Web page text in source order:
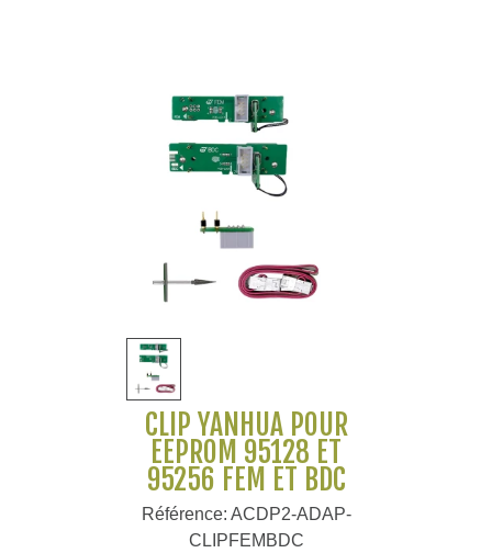
CLIP YANHUA POUR
EEPROM 95128 ET
95256 FEM ET BDC
Référence: ACDP2-ADAP-
CLIPFEMBDC